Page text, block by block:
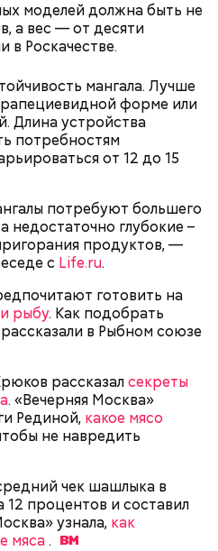
моделей должна быть не
а вес — от десяти
в Роскачестве.
мангала. Лучше
форме или
Длина устройства
потребностям
от 12 до 15
потребуют большего
недостаточно глубокие –
продуктов, —
с Life.ru.
готовить на
рыбу. Как подобрать
в Рыбном союзе
рассказалсекреты
. «Вечерняя Москва»
Рединой, какое мясо
не навредить
чек шашлыка в
12 процентов и составил
узнала, как
мяса.
нужно легко
ним добавляются зелень
оливковое масло.
— поделился рецептом
сахара, который
С одной стороны — это
энергию. Но важно
не нужно сильно
арбузами, людям с
весом, —
Кондрахин назвал
и напитки, которые
токсины из организма
сосуды и защищает от
чем полезен кресс-салат